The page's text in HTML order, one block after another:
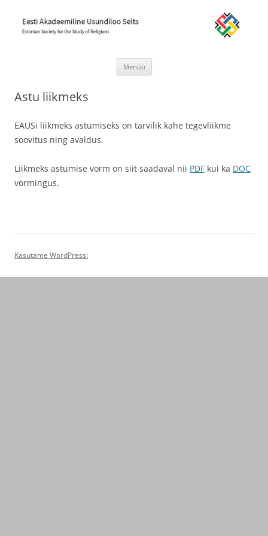
Menüü
juurde
Astu liikmeks
EAUSi liikmeks astumiseks on tarvilik kahe tegevliikme
soovitus ning avaldus.
Liikmeks astumise vorm on siit saadaval nii PDF kui ka DOC
vormingus.
Kasutame WordPressi